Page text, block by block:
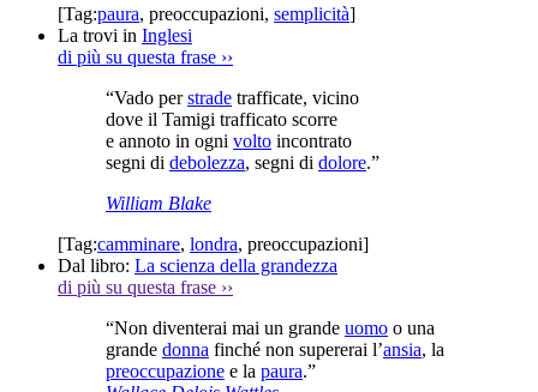
[Tag:paura, preoccupazioni, semplicità]
La trovi in Inglesi
di più su questa frase ››
“Vado perstrade trafficate, vicino
dove il Tamigi trafficato scorre
e annoto in ogni volto incontrato
segni di debolezza, segni di dolore.”
William Blake
[Tag:camminare, londra, preoccupazioni]
Dal libro: La scienza della grandezza
di più su questa frase ››
“Non diventerai mai un grande uomo o una
grande donna finché non supererai l’ansia, la
preoccupazione e la paura.”